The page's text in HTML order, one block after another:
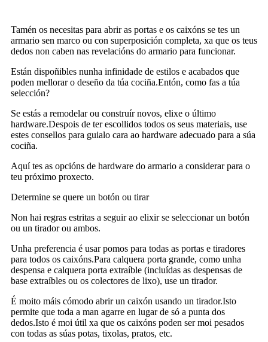
Tamén os necesitas para abrir as portas e os caixóns se tes un
armario sen marco ou con superposición completa, xa que os teus
dedos non caben nas revelacións do armario para funcionar.
Están dispoñibles nunha infinidade de estilos e acabados que
poden mellorar o deseño da túa cociña.Entón, como fas a túa
selección?
Se estás a remodelar ou construír novos, elixe o último
hardware.Despois de ter escollidos todos os seus materiais, use
estes consellos para guialo cara ao hardware adecuado para a súa
cociña.
Aquí tes as opcións de hardware do armario a considerar para o
teu próximo proxecto.
Determine se quere un botón ou tirar
Non hai regras estritas a seguir ao elixir se seleccionar un botón
ou un tirador ou ambos.
Unha preferencia é usar pomos para todas as portas e tiradores
para todos os caixóns.Para calquera porta grande, como unha
despensa e calquera porta extraíble (incluídas as despensas de
base extraíbles ou os colectores de lixo), use un tirador.
É moito máis cómodo abrir un caixón usando un tirador.Isto
permite que toda a man agarre en lugar de só a punta dos
dedos.Isto é moi útil xa que os caixóns poden ser moi pesados ​​
con todas as súas potas, tixolas, pratos, etc.